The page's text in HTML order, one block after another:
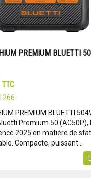
PREMIUM BLUETTI
TTC
PREMIUM BLUETTI
Premium 50 (AC50P),
2025 en matière de
Compacte, puissant...